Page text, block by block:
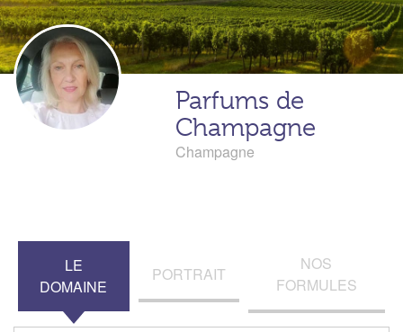
Parfums de
Champagne
Champagne
LE
DOMAINE
PORTRAIT
NOS
FORMULES